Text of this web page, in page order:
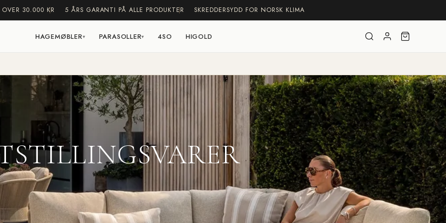
OVER 30.000 KR 5 ÅRS GARANTI PÅ ALLE PRODUKTER SKREDDERSYDD FOR NORSK KLIMA
HAGEMØBLER▾ PARASOLLER▾ 4SO HIGOLD Varukorg